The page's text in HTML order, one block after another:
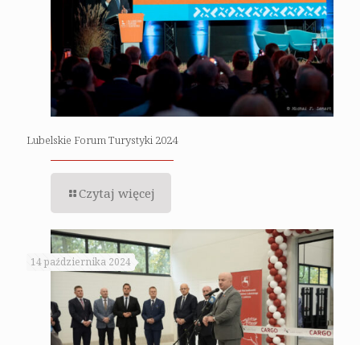
Lubelskie Forum Turystyki 2024
Czytaj więcej
14 października 2024